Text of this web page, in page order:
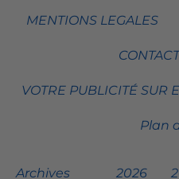
MENTIONS LEGALES
VOTRE PUBLICITÉ SUR
Plan
Archives 2026